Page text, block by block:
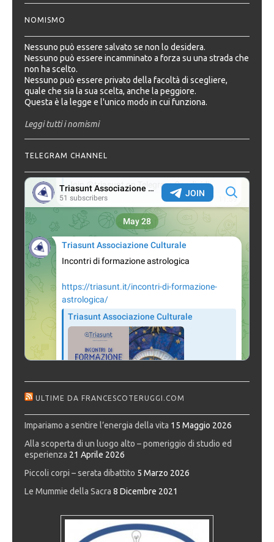
NOMISMO
Nessuno può essere salvato se non lo desidera.
Nessuno può essere incamminato a forza su una strada che
non ha scelto.
Nessuno può essere privato della facoltà di scegliere,
quale che sia la sua scelta, anche la peggiore.
Questa è la legge e l'unico modo in cui funziona.
Leggi tutti i nomismi
TELEGRAM CHANNEL
ULTIME DA FRANCESCOTERUGGI.COM
Impariamo a sentire l’energia della vita 15 Maggio 2026
Alla scoperta di un luogo alto – pomeriggio di studio ed
esperienza 21 Aprile 2026
Piccoli corpi – serata dibattito 5 Marzo 2026
Le Mummie della Sacra 8 Dicembre 2021